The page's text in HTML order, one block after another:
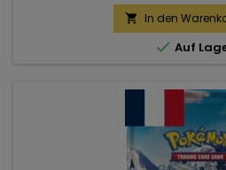
 In den
 Auf